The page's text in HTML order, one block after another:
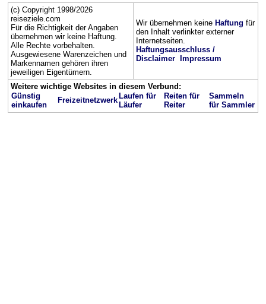
(c) Copyright 1998/2026
reiseziele.com
Für die Richtigkeit der Angaben
übernehmen wir keine Haftung.
Alle Rechte vorbehalten.
Ausgewiesene Warenzeichen und
Markennamen gehören ihren
jeweiligen Eigentümern.
Wir übernehmen keine Haftung für
den Inhalt verlinkter externer
Internetseiten.
Haftungsausschluss /
Disclaimer
Impressum
Weitere wichtige Websites in diesem Verbund:
Günstig
einkaufen
Freizeitnetzwerk Laufen für
Läufer
Reiten für
Reiter
Sammeln
für Sammler